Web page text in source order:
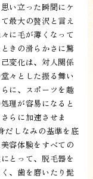
い立った瞬間にケ
最大の贅沢と言え
に毛が薄くなって
きの滑らかさに驚
変化は、対人関係
々とした振る舞い
に、スポーツを趣
理が容易になると
らに加速させま
だしなみの基準を底
容体験をすべての
とって、脱毛器を
、歯を磨いたり髭